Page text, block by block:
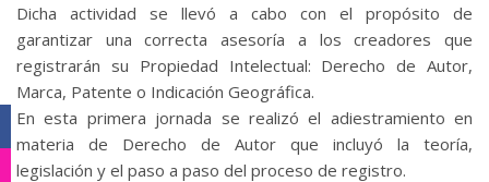
Dicha actividad se llevó a cabo con el propósito de
garantizar una correcta asesoría a los creadores que
registrarán su Propiedad Intelectual: Derecho de Autor,
Marca, Patente o Indicación Geográfica.
En esta primera jornada se realizó el adiestramiento en
materia de Derecho de Autor que incluyó la teoría,
legislación y el paso a paso del proceso de registro.
Facebook
Instagram